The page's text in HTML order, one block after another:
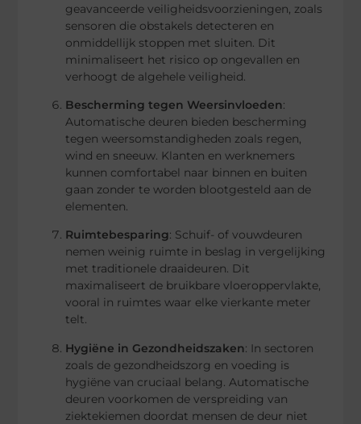
geavanceerde veiligheidsvoorzieningen, zoals
sensoren die obstakels detecteren en
onmiddellijk stoppen met sluiten. Dit
minimaliseert het risico op ongevallen en
verhoogt de algehele veiligheid.
Bescherming tegen Weersinvloeden:
Automatische deuren bieden bescherming
tegen weersomstandigheden zoals regen,
wind en sneeuw. Klanten en werknemers
kunnen comfortabel naar binnen en buiten
gaan zonder te worden blootgesteld aan de
elementen.
Ruimtebesparing: Schuif- of vouwdeuren
nemen weinig ruimte in beslag in vergelijking
met traditionele draaideuren. Dit
maximaliseert de bruikbare vloeroppervlakte,
vooral in ruimtes waar elke vierkante meter
telt.
Hygiëne in Gezondheidszaken: In sectoren
zoals de gezondheidszorg en voeding is
hygiëne van cruciaal belang. Automatische
deuren voorkomen de verspreiding van
ziektekiemen doordat mensen de deur niet